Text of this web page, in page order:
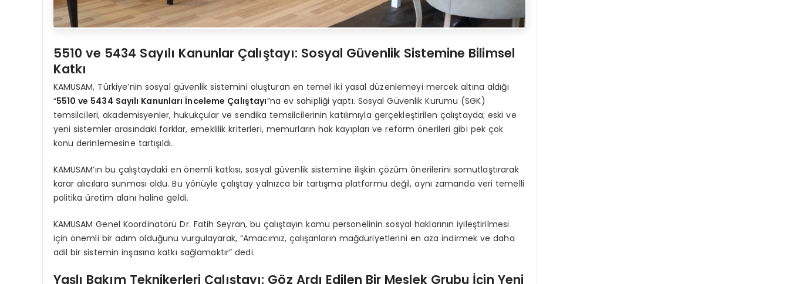
5510 ve 5434 Sayılı Kanunlar Çalıştayı: Sosyal Güvenlik Sistemine Bilimsel
Katkı
KAMUSAM, Türkiye’nin sosyal güvenlik sistemini oluşturan en temel iki yasal düzenlemeyi mercek altına aldığı
“5510 ve 5434 Sayılı Kanunları İnceleme Çalıştayı”na ev sahipliği yaptı. Sosyal Güvenlik Kurumu (SGK)
temsilcileri, akademisyenler, hukukçular ve sendika temsilcilerinin katılımıyla gerçekleştirilen çalıştayda; eski ve
yeni sistemler arasındaki farklar, emeklilik kriterleri, memurların hak kayıpları ve reform önerileri gibi pek çok
konu derinlemesine tartışıldı.
KAMUSAM’ın bu çalıştaydaki en önemli katkısı, sosyal güvenlik sistemine ilişkin çözüm önerilerini somutlaştırarak
karar alıcılara sunması oldu. Bu yönüyle çalıştay yalnızca bir tartışma platformu değil, aynı zamanda veri temelli
politika üretim alanı haline geldi.
KAMUSAM Genel Koordinatörü Dr. Fatih Seyran, bu çalıştayın kamu personelinin sosyal haklarının iyileştirilmesi
için önemli bir adım olduğunu vurgulayarak, “Amacımız, çalışanların mağduriyetlerini en aza indirmek ve daha
adil bir sistemin inşasına katkı sağlamaktır” dedi.
Yaşlı Bakım Teknikerleri Çalıştayı: Göz Ardı Edilen Bir Meslek Grubu İçin Yeni